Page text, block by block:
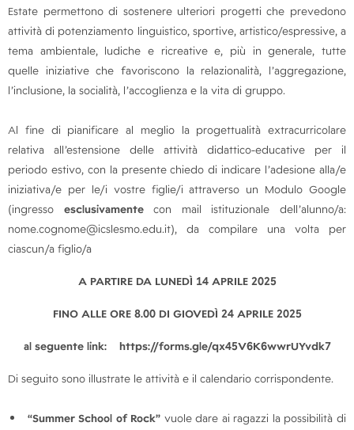
Estate permettono di sostenere ulteriori progetti che prevedono
attività di potenziamento linguistico, sportive, artistico/espressive, a
tema ambientale, ludiche e ricreative e, più in generale, tutte
quelle iniziative che favoriscono la relazionalità, l’aggregazione,
l’inclusione, la socialità, l’accoglienza e la vita di gruppo.
Al fine di pianificare al meglio la progettualità extracurricolare
relativa all’estensione delle attività didattico-educative per il
periodo estivo, con la presente chiedo di indicare l’adesione alla/e
iniziativa/e per le/i vostre figlie/i attraverso un Modulo Google
(ingresso esclusivamentecon mail istituzionale dell’alunno/a:
nome.cognome@icslesmo.edu.it), da compilare una volta per
ciascun/a figlio/a
A PARTIRE DA LUNEDÌ 14 APRILE 2025
FINO ALLE ORE 8.00 DI GIOVEDÌ 24 APRILE 2025
al seguente link: https://forms.gle/qx45V6K6wwrUYvdk7
Di seguito sono illustrate le attività e il calendario corrispondente.
“Summer School of Rock” vuole dare ai ragazzi la possibilità di